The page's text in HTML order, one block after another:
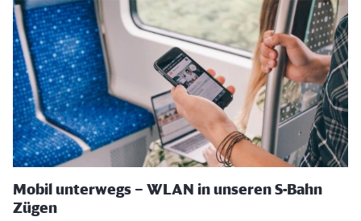
Mobil unterwegs – WLAN in unseren S-Bahn
Zügen